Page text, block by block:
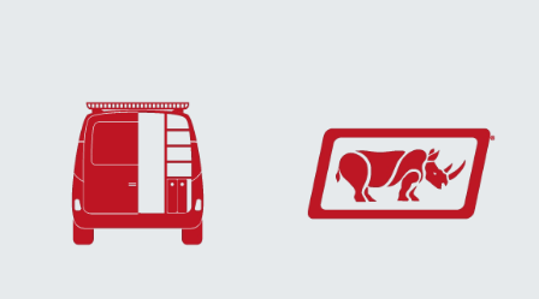
PLUS...
EN SAVOIR
PLUS...